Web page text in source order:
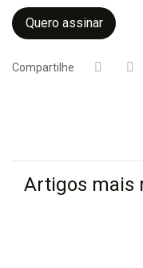
Quero assinar
Compartilhe
Artigos mais